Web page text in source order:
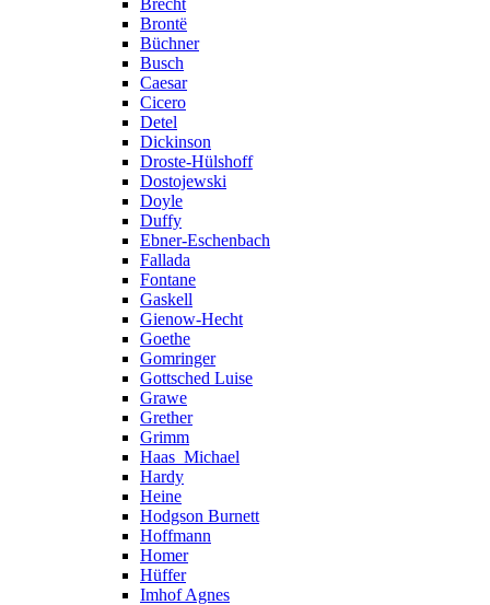
Brontë
Büchner
Busch
Caesar
Cicero
Detel
Dickinson
Droste-Hülshoff
Dostojewski
Doyle
Duffy
Ebner-Eschenbach
Fallada
Fontane
Gaskell
Gienow-Hecht
Goethe
Gomringer
Gottsched Luise
Grawe
Grether
Grimm
Haas_Michael
Hardy
Heine
Hodgson Burnett
Hoffmann
Homer
Hüffer
Imhof Agnes